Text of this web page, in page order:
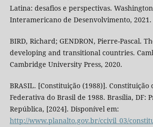
Latina: desafios e perspectivas.
Interamericano de Desenvolvimento, 2021.
BIRD, Richard; GENDRON, Pierre-Pascal.
developing and transitional countries.
Cambridge University Press, 2020.
BRASIL. [Constituição (1988)]. Constituição
Federativa do Brasil de 1988. Brasília, DF:
República, [2024]. Disponível em:
http://www.planalto.gov.br/ccivil_03/